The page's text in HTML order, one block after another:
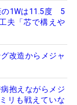
1Wは11.5度 5
夫「芯で構えや
改造からメジャ
抱えながらメジ
リも戦えていな